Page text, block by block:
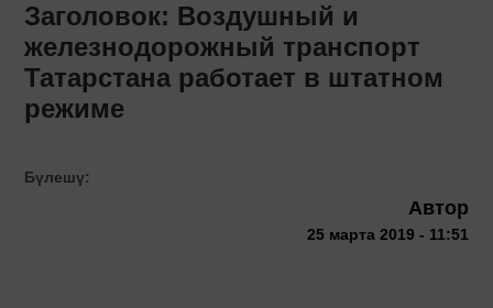
Заголовок: Воздушный и
железнодорожный транспорт
Татарстана работает в штатном
режиме
Бүлешү:
Автор
25 марта 2019 - 11:51